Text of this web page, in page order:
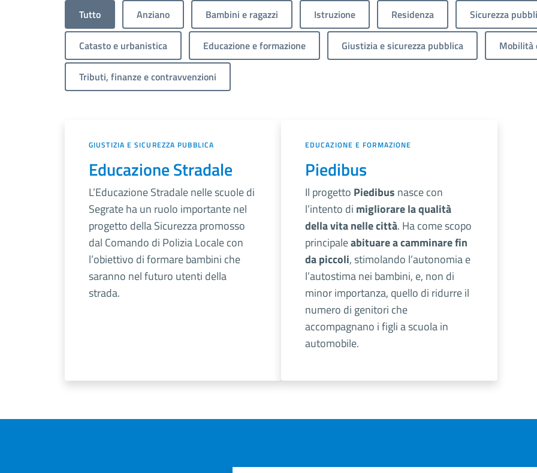
Tutto Anziano Bambini e ragazzi Istruzione Residenza Sicurezza
Catasto e urbanistica Educazione e formazione Giustizia e sicurezza pubblica Mobilità
Tributi, finanze e contravvenzioni
GIUSTIZIA E SICUREZZA PUBBLICA
Educazione Stradale
L’Educazione Stradale nelle scuole di
Segrate ha un ruolo importante nel
progetto della Sicurezza promosso
dal Comando di Polizia Locale con
l’obiettivo di formare bambini che
saranno nel futuro utenti della
strada.
EDUCAZIONE E FORMAZIONE
Piedibus
Il progetto Piedibus nasce con
l’intento di migliorare la qualità
della vita nelle città. Ha come scopo
principaleabituare a camminare fin
da piccoli, stimolando l’autonomia e
l’autostima nei bambini, e, non di
minor importanza, quello di ridurre il
numero di genitori che
accompagnano i figli a scuola in
automobile.